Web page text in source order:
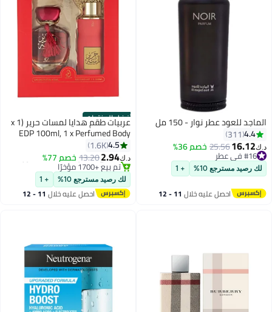
الماجد للعود عطر نوار - 150 مل
4.4
311
د.ك‏16.12
25.56خصم 36%
#16 في عطر
#16 في عطر
لك رصيد مسترجع 10% + 1
احصل عليه خلال 11 - 12
أفضل المنتجات عربيات طقم هدايا لمسات حرير (1 x
EDP 100ml, 1 x Perfumed Body
Spray 200ml)
4.5
1.6K
د.ك‏2.94
13.20خصم 77%
#1 في مجموعات هدايا العطور
تم بيع +1700 مؤخرًا
#1 في مجموعات هدايا العطور
لك رصيد مسترجع 10% + 1
احصل عليه خلال 11 - 12